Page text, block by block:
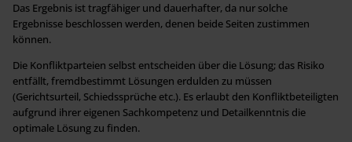
Das Ergebnis ist tragfähiger und dauerhafter, da nur solche
Ergebnisse beschlossen werden, denen beide Seiten zustimmen
können.
Die Konfliktparteien selbst entscheiden über die Lösung; das Risiko
entfällt, fremdbestimmt Lösungen erdulden zu müssen
(Gerichtsurteil, Schiedssprüche etc.). Es erlaubt den Konfliktbeteiligten
aufgrund ihrer eigenen Sachkompetenz und Detailkenntnis die
optimale Lösung zu finden.